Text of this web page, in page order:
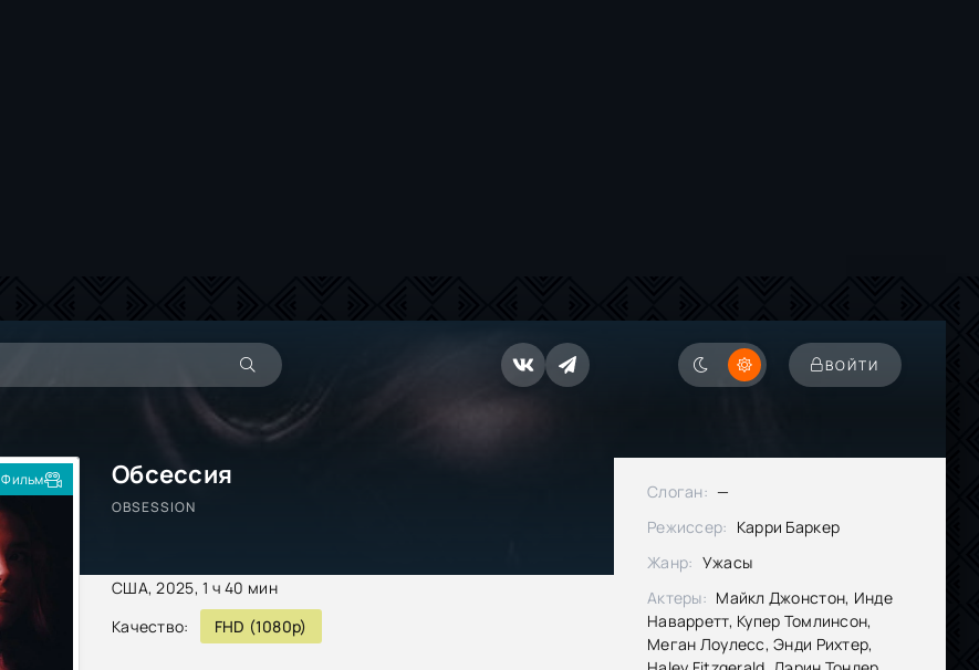
ВОЙТИ
Обсессия
OBSESSION
США, 2025, 1 ч 40 мин
Качество:
FHD (1080p)
Фильм
Слоган: —
Режиссер: Карри Баркер
Жанр: Ужасы
Актеры: Майкл Джонстон, Инде
Наварретт, Купер Томлинсон,
Меган Лоулесс, Энди Рихтер,